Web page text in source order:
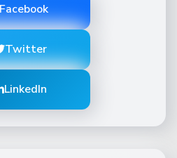
Facebook
Twitter
LinkedIn